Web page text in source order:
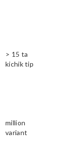
> 15 ta
kichik tip
million
variant